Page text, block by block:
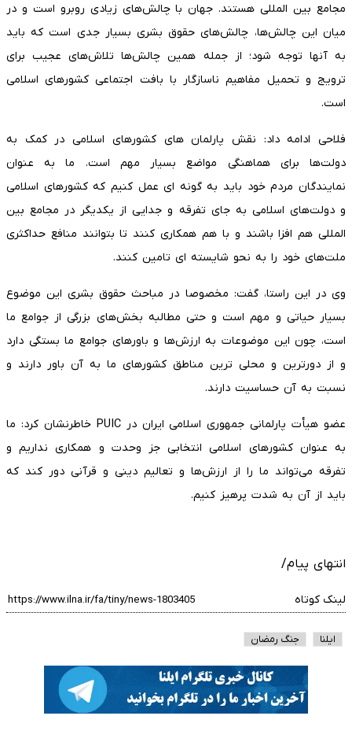
مجامع بین المللی هستند. جهان با چالش‌های زیادی روبرو است و در
میان این چالش‌ها، چالش‌های حقوق بشری بسیار جدی است که باید
به آنها توجه شود؛ از جمله همین چالش‌ها تلاش‌های عجیب برای
ترویج و تحمیل مفاهیم ناسازگار با بافت اجتماعی کشورهای اسلامی
است.
فلاحی ادامه داد: نقش پارلمان های کشورهای اسلامی در کمک به
دولت‌ها برای هماهنگی مواضع بسیار مهم است. ما به عنوان
نمایندگان مردم خود باید به گونه ای عمل کنیم که کشورهای اسلامی
و دولت‌های اسلامی به جای تفرقه و جدایی از یکدیگر در مجامع بین
المللی هم افزا باشند و با هم همکاری کنند تا بتوانند منافع حداکثری
ملت‌های خود را به نحو شایسته ای تامین کنند.
وی در این راستا، گفت: مخصوصا در مباحث حقوق بشری این موضوع
بسیار حیاتی و مهم است و حتی مطالبه بخش‌های بزرگی از جوامع ما
است، چون این موضوعات به ارزش‌ها و باورهای جوامع ما بستگی دارد
و از دورترین و محلی ترین مناطق کشورهای ما به آن باور دارند و
نسبت به آن حساسیت دارند.
عضو هیأت پارلمانی جمهوری اسلامی ایران در PUIC خاطرنشان کرد: ما
به عنوان کشورهای اسلامی انتخابی جز وحدت و همکاری نداریم و
تفرقه می‌تواند ما را از ارزش‌ها و تعالیم دینی و قرآنی دور کند که
باید از آن به شدت پرهیز کنیم.
انتهای پیام/
لینک کوتاه
ایلنا جنگ رمضان